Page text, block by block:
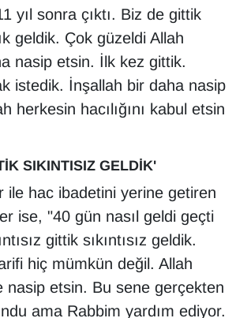
yıl sonra çıktı. Biz de gittik
geldik. Çok güzeldi Allah
nasip etsin. İlk kez gittik.
istedik. İnşallah bir daha nasip
herkesin hacılığını kabul etsin
SIKINTISIZ GELDİK'
ile hac ibadetini yerine getiren
ise, "40 gün nasıl geldi geçti
gittik sıkıntısız geldik.
hiç mümkün değil. Allah
nasip etsin. Bu sene gerçekten
ama Rabbim yardım ediyor.